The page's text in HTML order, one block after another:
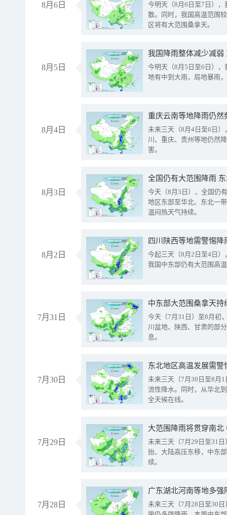
8月6日
今明天（8月6日至7日）
散。同时，我国高温范围
区将有大范围桑拿天。
8月5日
我国降雨整体减少减弱
今明天（8月5日至6日）
地有中到大雨，局地暴雨
8月4日
重庆云南等地降雨仍然
未来三天（8月4日至6日
川、重庆、贵州等地仍然
害。
8月3日
全国仍有大范围降雨
今天（8月3日），全国仍
地区东部至华北、东北一
温闷热天气持续。
8月2日
今起三天（8月2日至4日
我国中东部仍有大范围高
7月31日
中东部大范围桑拿天
今天（7月31日）至8月初
川盆地、陕西、甘肃的部
息。
7月30日
东北地区高温发展需
未来三天（7月30日至8月
流性降水。同时，从华北
全天候在线。
7月29日
大范围降雨将贯穿南
未来三天（7月29日至31
抬、大陆高压东移，中东
续。
7月28日
广东湖北河南等地多
未来三天（7月28日至30